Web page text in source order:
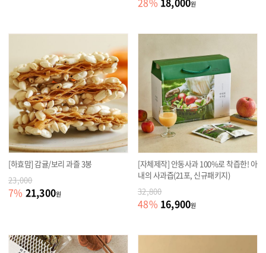
원
[하효맘] 감귤/보리 과즐 3봉
23,000
7% 21,300원
[자체제작] 안동사과 100%로 착즙한! 아
내의 사과즙(21포, 신규패키지)
32,800
48% 16,900원